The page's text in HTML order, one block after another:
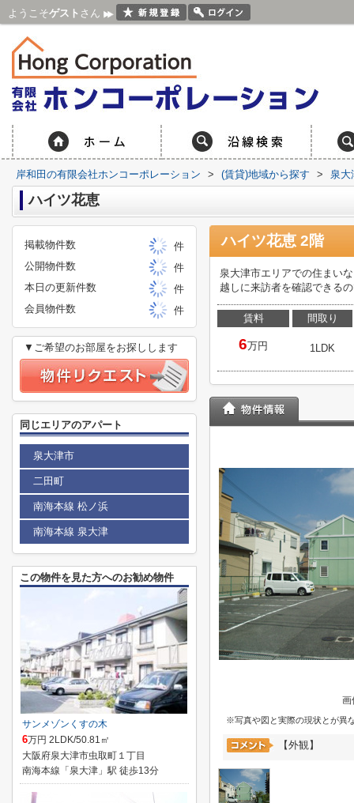
ようこそゲスト さん
岸和田の有限会社ホンコーポレーション > (賃貸)地域から探す > 泉大
ハイツ花恵
ハイツ花恵 2階
泉大津市エリアでの住まい
越しに来訪者を確認できる
賃料
6万円
間取り
1LDK
画
※写真や図と実際の現状とが異
【外観】
掲載物件数
件
公開物件数
件
本日の更新件数
件
会員物件数
件
▼ご希望のお部屋をお探しします
同じエリアのアパート
泉大津市
二田町
南海本線 松ノ浜
南海本線 泉大津
この物件を見た方へのお勧め物件
サンメゾンくすの木
6万円 2LDK/50.81㎡
大阪府泉大津市虫取町１丁目
南海本線「泉大津」駅 徒歩13分